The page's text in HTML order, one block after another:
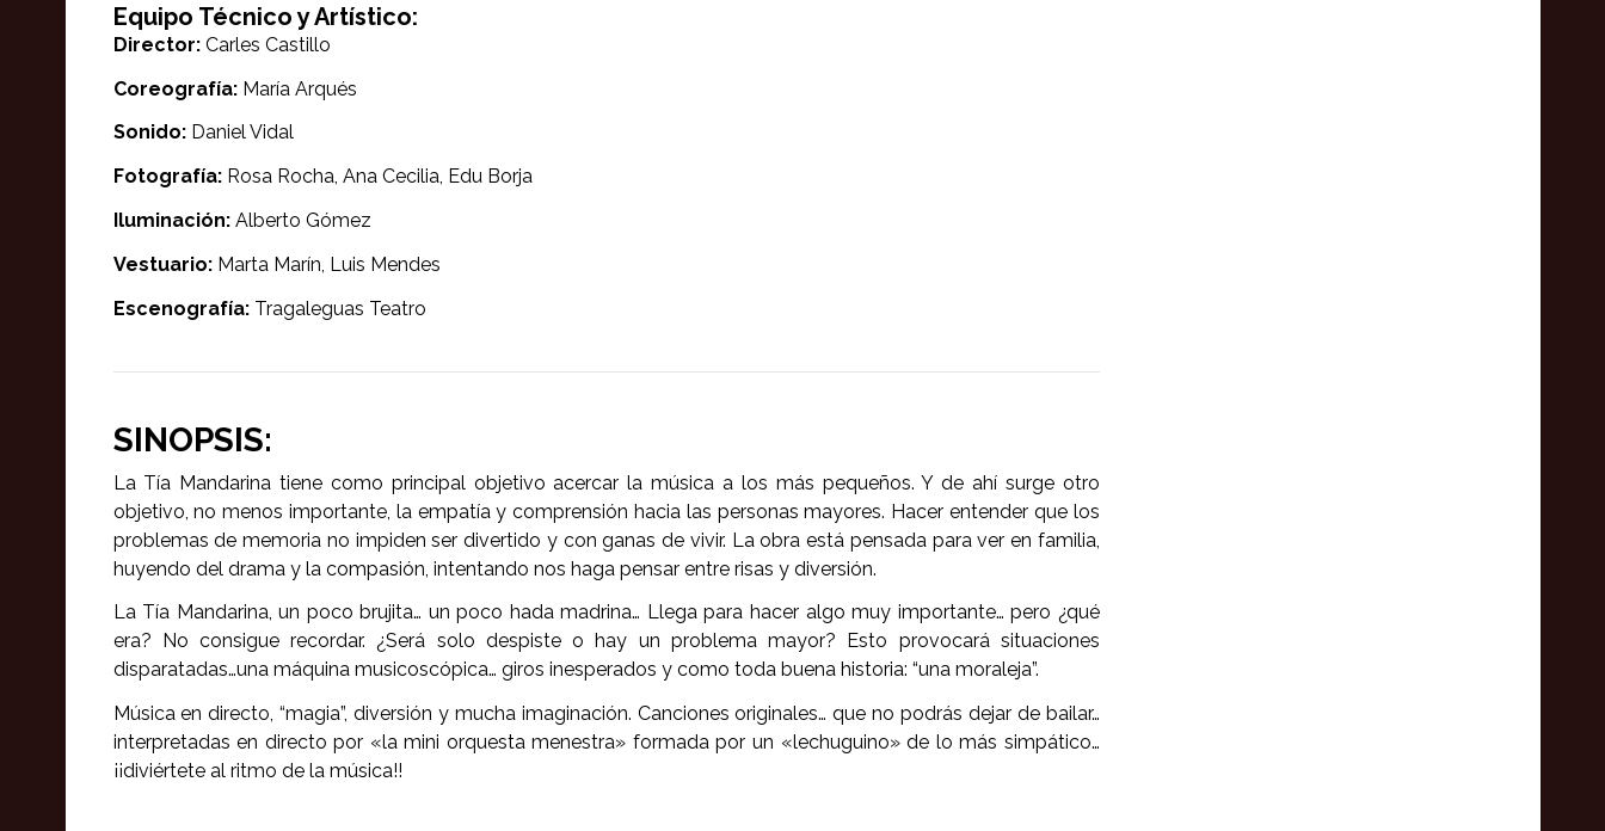
Equipo Técnico y Artístico:
Director:Carles Castillo
Coreografía:María Arqués
Sonido:Daniel Vidal
Fotografía:Rosa Rocha, Ana Cecilia, Edu Borja
Iluminación:Alberto Gómez
Vestuario:Marta Marín, Luis Mendes
Escenografía:Tragaleguas Teatro
SINOPSIS:
La Tía Mandarina tiene como principal objetivo acercar la música a los más pequeños. Y de ahí surge otro
objetivo, no menos importante, la empatía y comprensión hacia las personas mayores. Hacer entender que los
problemas de memoria no impiden ser divertido y con ganas de vivir. La obra está pensada para ver en familia,
huyendo del drama y la compasión, intentando nos haga pensar entre risas y diversión.
La Tía Mandarina, un poco brujita… un poco hada madrina… Llega para hacer algo muy importante… pero ¿qué
era? No consigue recordar. ¿Será solo despiste o hay un problema mayor? Esto provocará situaciones
disparatadas…una máquina musicoscópica… giros inesperados y como toda buena historia: “una moraleja”.
Música en directo, “magia”, diversión y mucha imaginación. Canciones originales… que no podrás dejar de bailar…
interpretadas en directo por «la mini orquesta menestra» formada por un «lechuguino» de lo más simpático…
¡¡diviértete al ritmo de la música!!